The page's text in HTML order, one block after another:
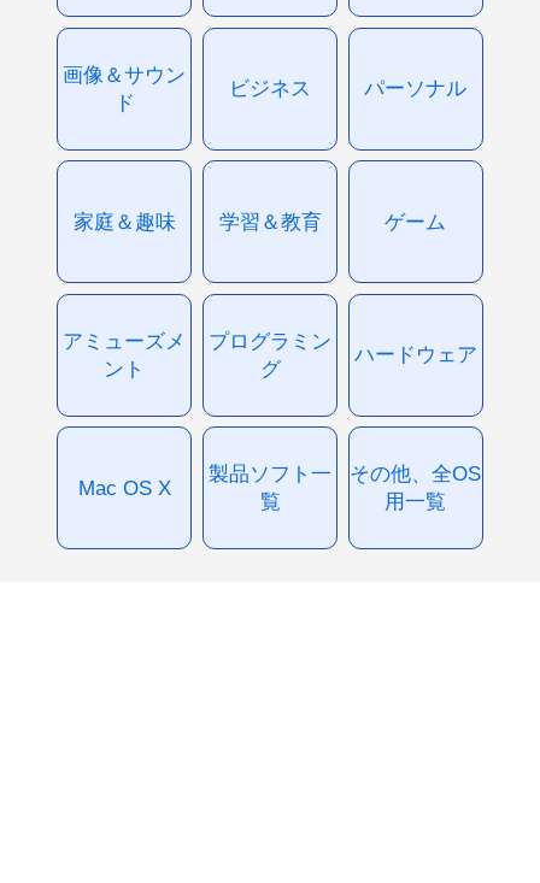
画像＆サウン
ド
ビジネス パーソナル
家庭＆趣味 学習＆教育 ゲーム
アミューズメ
ント
プログラミン
グ
ハードウェア
Mac OS X
製品ソフト一
覧
その他、全OS
用一覧